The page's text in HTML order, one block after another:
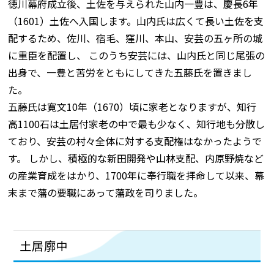
徳川幕府成立後、土佐を与えられた山内一豊は、慶長6年
（1601）土佐へ入国します。山内氏は広くて長い土佐を支
配するため、佐川、宿毛、窪川、本山、安芸の五ヶ所の城
に重臣を配置し、 このうち安芸には、山内氏と同じ尾張の
出身で、一豊と苦労をともにしてきた五藤氏を置きまし
た。
五藤氏は寛文10年（1670）頃に家老となりますが、知行
高1100石は土居付家老の中で最も少なく、知行地も分散し
ており、安芸の村々全体に対する支配権はなかったようで
す。 しかし、積極的な新田開発や山林支配、内原野焼など
の産業育成をはかり、1700年に奉行職を拝命して以来、幕
末まで藩の要職にあって藩政を司りました。
土居廓中